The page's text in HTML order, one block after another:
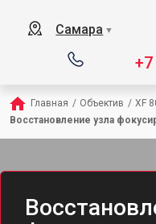
Самара ▼
Главная / Объектив / XF
Восстановление узла